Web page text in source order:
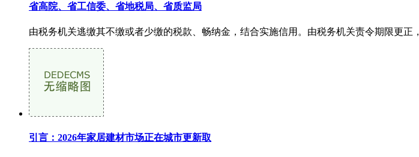
省高院、省工信委、省地税局、省质监局
由税务机关逃缴其不缴或者少缴的税款、畅纳金，结合实施信用。由税务机关责令期限更
引言：2026年家居建材市场正在城市更新取